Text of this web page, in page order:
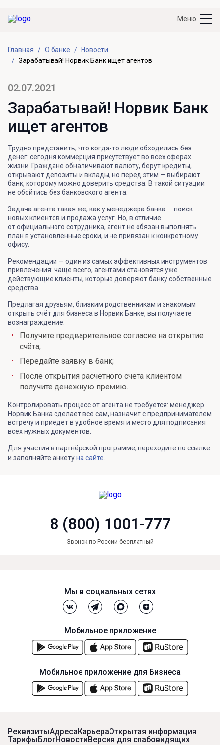
Меню
Главная О банке
Новости
Зарабатывай! Норвик Банк ищет агентов
02.07.2021
Зарабатывай! Норвик Банк
ищет агентов
Трудно представить, что когда-то люди обходились без
денег: сегодня коммерция присутствует во всех сферах
жизни. Граждане обналичивают валюту, берут кредиты,
открывают депозиты и вклады, но перед этим — выбирают
банк, которому можно доверить средства. В такой ситуации
не обойтись без банковского агента.
Задача агента такая же, как у менеджера банка — поиск
новых клиентов и продажа услуг. Но, в отличие
от официального сотрудника, агент не обязан выполнять
план в установленные сроки, и не привязан к конкретному
офису.
Рекомендации — один из самых эффективных инструментов
привлечения: чаще всего, агентами становятся уже
действующие клиенты, которые доверяют банку собственные
средства.
Предлагая друзьям, близким родственникам и знакомым
открыть счёт для бизнеса в Норвик Банке, вы получаете
вознаграждение:
Получите предварительное согласие на открытие
счёта;
Передайте заявку в банк;
После открытия расчетного счета клиентом
получите денежную премию.
Контролировать процесс от агента не требуется: менеджер
Норвик Банка сделает всё сам, назначит с предпринимателем
встречу и приедет в удобное время и место для подписания
всех нужных документов.
Для участия в партнёрской программе, переходите по ссылке
и заполняйте анкетуна сайте
8 (800) 1001-777
Звонок по России бесплатный
РеквизитыАдресаКарьераОткрытая информация
ТарифыБлогНовостиВерсия для слабовидящих
Мы в социальных сетях
Мобильное приложение
Мобильное приложение для Бизнеса